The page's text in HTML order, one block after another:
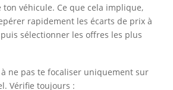
véhicule. Ce que cela implique,
rapidement les écarts de prix à
sélectionner les offres les plus
ne pas te focaliser uniquement sur
Vérifie toujours :